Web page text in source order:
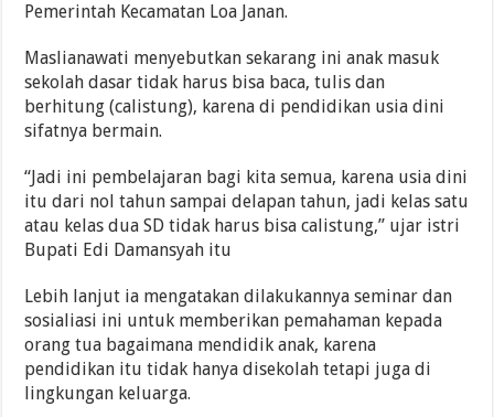
Pemerintah Kecamatan Loa Janan.
Maslianawati menyebutkan sekarang ini anak masuk
sekolah dasar tidak harus bisa baca, tulis dan
berhitung (calistung), karena di pendidikan usia dini
sifatnya bermain.
“Jadi ini pembelajaran bagi kita semua, karena usia dini
itu dari nol tahun sampai delapan tahun, jadi kelas satu
atau kelas dua SD tidak harus bisa calistung,” ujar istri
Bupati Edi Damansyah itu
Lebih lanjut ia mengatakan dilakukannya seminar dan
sosialiasi ini untuk memberikan pemahaman kepada
orang tua bagaimana mendidik anak, karena
pendidikan itu tidak hanya disekolah tetapi juga di
lingkungan keluarga.